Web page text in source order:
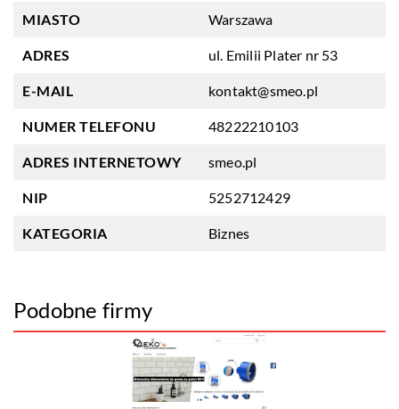
MIASTO Warszawa
ADRES ul. Emilii Plater nr 53
E-MAIL kontakt@smeo.pl
NUMER TELEFONU 48222210103
ADRES INTERNETOWY smeo.pl
NIP 5252712429
KATEGORIA Biznes
Podobne firmy